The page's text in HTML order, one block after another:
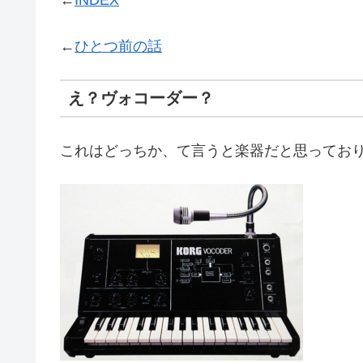
←ひとつ前の話
え？ ヴォコーダー ？
これはどっちか、て言うと楽器だと思ってお